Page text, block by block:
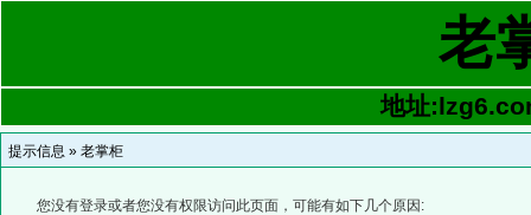
老
地址
提示信息 » 老掌柜
您没有登录或者您没有权限访问此页面，可能有如下几个原因: